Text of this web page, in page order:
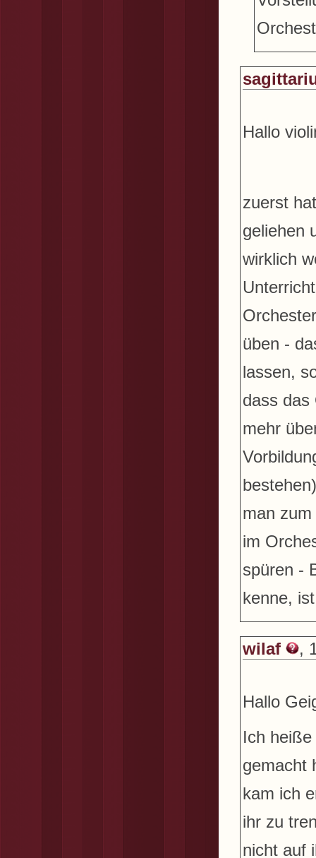
Hallo
zuerst
geliehen
wirklich
üben -
lassen,
dass das
mehr
man
im
spüren -
kenne,
wilaf ,
Hallo
Ich
gemacht
kam ich
ihr zu
nicht auf